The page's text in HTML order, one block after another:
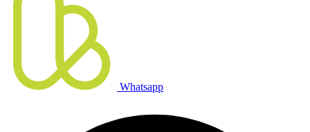
Whatsapp